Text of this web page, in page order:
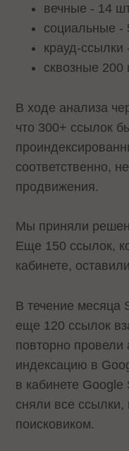
вечные - 14
социальные -
крауд-ссылки
сквозные 200
В ходе анализа
что 300+ ссылок
соответственно,
продвижения.
Мы приняли
Еще 150 ссылок,
кабинете,
В течение месяца
еще 120 ссылок
повторно провели
индексацию в
в кабинете
сняли все ссылки,
поисковиком.